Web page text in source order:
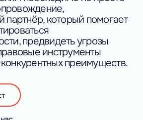
партнёр, который помогает
предвидеть угрозы
инструменты
преимуществ.
практический
экспертизу
подход к решению задач.
классического права